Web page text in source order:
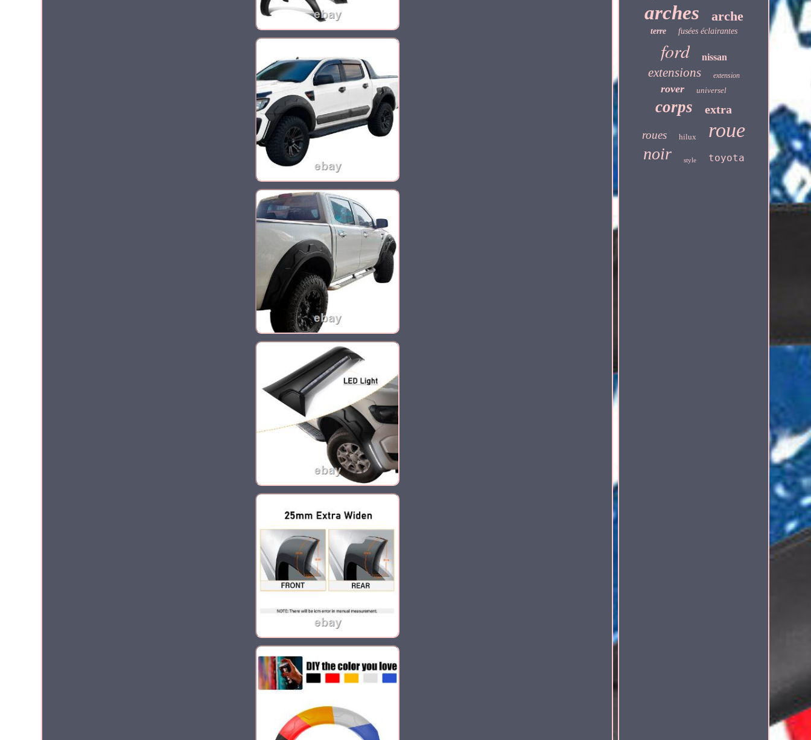
arches arche
terre fusées éclairantes
ford nissan
extensions extension
rover universel
corps extra
roues hilux roue
noir style toyota